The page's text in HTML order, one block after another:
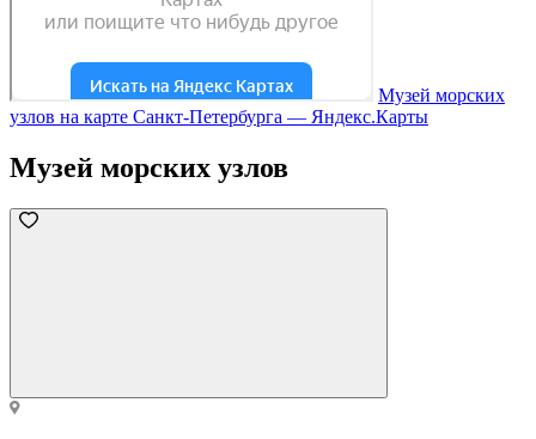
Музей морских
узлов на карте Санкт‑Петербурга — Яндекс.Карты
Музей морских узлов